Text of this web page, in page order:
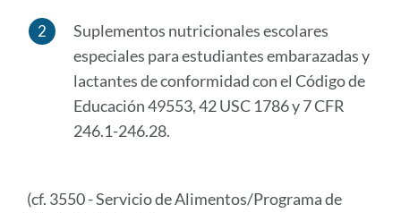
Suplementos nutricionales escolares
especiales para estudiantes embarazadas y
lactantes de conformidad con el Código de
Educación 49553, 42 USC 1786 y 7 CFR
246.1-246.28.
(cf. 3550 - Servicio de Alimentos/Programa de